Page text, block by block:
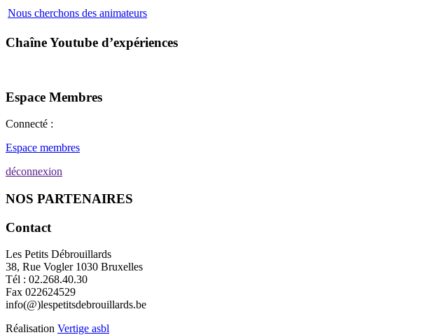
Nous cherchons des animateurs
Chaîne Youtube d’expériences
Espace Membres
Connecté :
Espace membres
déconnexion
NOS PARTENAIRES
Contact
Les Petits Débrouillards
38, Rue Vogler 1030 Bruxelles
Tél : 02.268.40.30
Fax 022624529
info(@)lespetitsdebrouillards.be
Réalisation Vertige asbl